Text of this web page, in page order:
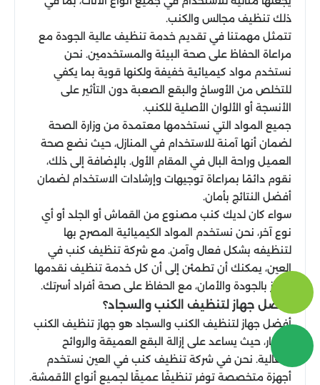
ذلك تنظيف مجالس والكنب.
تتمثل مهمتنا في تقديم خدمة تنظيف عالية الجودة مع
مراعاة الحفاظ على صحة البيئة والمستخدمين. نحن
نستخدم مواد كيميائية خفيفة ولكنها قوية بما يكفي
للتخلص من الأوساخ والبقع الصعبة دون التأثير على
الأنسجة أو الألوان الأصلية للكنب.
جميع المواد التي نستخدمها معتمدة من وزارة الصحة
لضمان أنها آمنة للاستخدام في المنازل، حيث نضع صحة
العميل وراحة البال في المقام الأول. بالإضافة إلى ذلك،
نقوم دائمًا بمراعاة توجيهات وإرشادات الاستخدام لضمان
أفضل النتائج بأمان.
سواء كان لديك كنب مصنوع من القماش أو الجلد أو أي
نوع آخر، نحن نستخدم المواد الكيميائية المصرح بها
لتنظيفه بشكل فعال وآمن. مع شركة تنظيف كنب في
العين، يمكنك أن تطمئن إلى أن كل خدمة تنظيف نقدمها
تمتاز بالجودة والأمان، مع الحفاظ على صحة أفراد أسرتك.
أفضل جهاز لتنظيف الكنب والسجاد؟
أفضل جهاز لتنظيف الكنب والسجاد هو جهاز تنظيف الكنب
بالبخار، حيث يساعد على إزالة البقع العميقة والروائح
بفعالية. نحن في شركة تنظيف كنب في العين نستخدم
أجهزة متخصصة توفر تنظيفًا عميقًا لجميع أنواع الأقمشة.